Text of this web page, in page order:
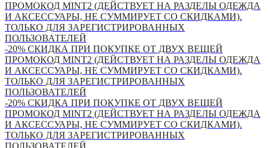
ПРОМОКОД MINT2 (ДЕЙСТВУЕТ НА РАЗДЕЛЫ ОДЕЖДА
И АКСЕССУАРЫ, НЕ СУММИРУЕТ СО СКИДКАМИ).
ТОЛЬКО ДЛЯ ЗАРЕГИСТРИРОВАННЫХ
ПОЛЬЗОВАТЕЛЕЙ
-20% СКИДКА ПРИ ПОКУПКЕ ОТ ДВУХ ВЕЩЕЙ
ПРОМОКОД MINT2 (ДЕЙСТВУЕТ НА РАЗДЕЛЫ ОДЕЖДА
И АКСЕССУАРЫ, НЕ СУММИРУЕТ СО СКИДКАМИ).
ТОЛЬКО ДЛЯ ЗАРЕГИСТРИРОВАННЫХ
ПОЛЬЗОВАТЕЛЕЙ
-20% СКИДКА ПРИ ПОКУПКЕ ОТ ДВУХ ВЕЩЕЙ
ПРОМОКОД MINT2 (ДЕЙСТВУЕТ НА РАЗДЕЛЫ ОДЕЖДА
И АКСЕССУАРЫ, НЕ СУММИРУЕТ СО СКИДКАМИ).
ТОЛЬКО ДЛЯ ЗАРЕГИСТРИРОВАННЫХ
ПОЛЬЗОВАТЕЛЕЙ